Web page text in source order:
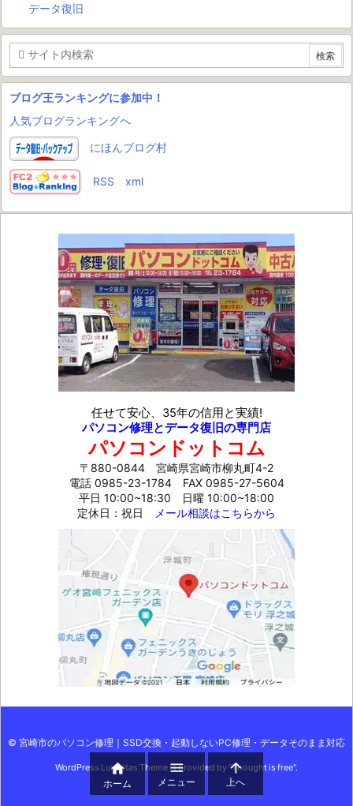
データ復旧
ブログ王ランキングに参加中！
人気ブログランキングへ
にほんブログ村
RSS xml
任せて安心、35年の信用と実績!
パソコン修理とデータ復旧の専門店
パソコンドットコム
〒880-0844 宮崎県宮崎市柳丸町4-2
電話 0985-23-1784FAX 0985-27-5604
平日 10:00~18:30 日曜 10:00~18:00
定休日：祝日
メール相談はこちらから
© 宮崎市のパソコン修理｜SSD交換・起動しないPC修理・データそのまま対応
WordPress Luxeritas Theme is provided by "Thought is free".

ホーム

メニュー

上へ